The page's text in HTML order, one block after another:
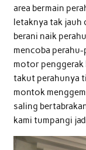
area bermain
letaknya tak jauh
berani naik
mencoba
motor penggerak
takut perahunya
montok
saling
kami tumpangi